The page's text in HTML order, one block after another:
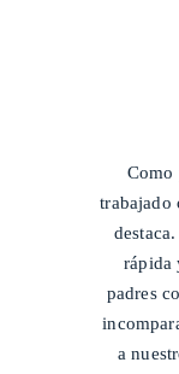
Como
trabajado
rápida
padres
a